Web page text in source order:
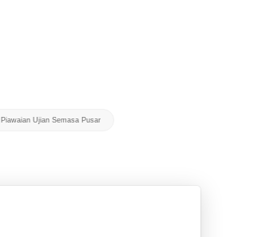
Piawaian Ujian Semasa Pusar